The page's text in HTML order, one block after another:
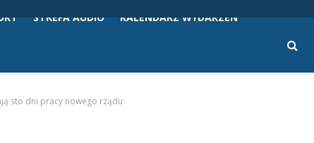
STREFA AUDIO KALENDARZ WYDARZEŃ
sto dni pracy nowego rządu